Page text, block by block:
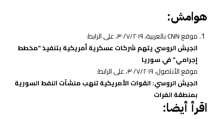
هوامش:
موقع CNN بالعربية، ٣٠/٧/٢٠١٩، على الرابط:
الجيش الروسي يتهم شركات عسكرية أمريكية بتنفيذ “مخطط
إجرامي” في سوريا
موقع الأناضول، ٣٠/٧/٢٠١٩، على الرابط:
الجيش الروسي: القوات الأمريكية تنهب منشآت النفط السورية
بمنطقة الفرات
اقرأ أيضا: